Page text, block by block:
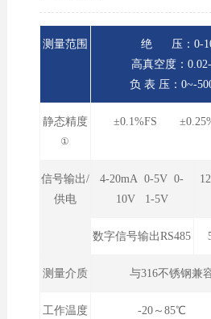
测量范围
绝 压：0-
高真空度：
负 表 压：0~-
静态精度
①
±0.1%FS
信号输出/
供电
4-20mA 0-5V 0-
10V 1-5V
数字信号输出RS485
测量介质 与316不锈钢兼
工作温度 -20